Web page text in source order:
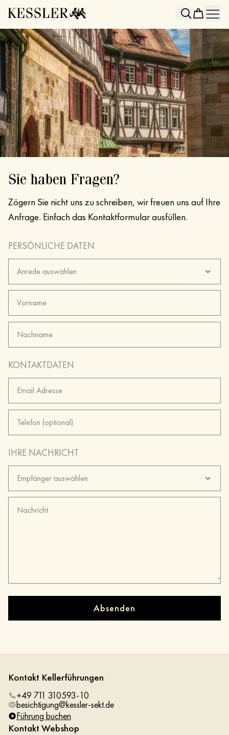
Search
Sie haben Fragen?
Zögern Sie nicht uns zu schreiben, wir freuen uns auf Ihre
Anfrage. Einfach das Kontaktformular ausfüllen.
PERSÖNLICHE DATEN
Anrede auswählen
KONTAKTDATEN
IHRE NACHRICHT
Empfänger auswählen
Absenden
Kontakt Kellerführungen
+49 711 310593-10
besichtigung@kessler-sekt.de
Führung buchen
Kontakt Webshop